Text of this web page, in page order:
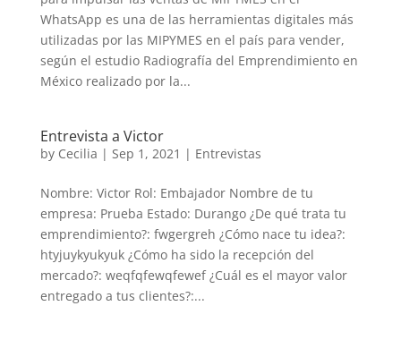
WhatsApp es una de las herramientas digitales más
utilizadas por las MIPYMES en el país para vender,
según el estudio Radiografía del Emprendimiento en
México realizado por la...
Entrevista a Victor
by Cecilia | Sep 1, 2021 | Entrevistas
Nombre: Victor Rol: Embajador Nombre de tu
empresa: Prueba Estado: Durango ¿De qué trata tu
emprendimiento?: fwgergreh ¿Cómo nace tu idea?:
htyjuykyukyuk ¿Cómo ha sido la recepción del
mercado?: weqfqfewqfewef ¿Cuál es el mayor valor
entregado a tus clientes?:...